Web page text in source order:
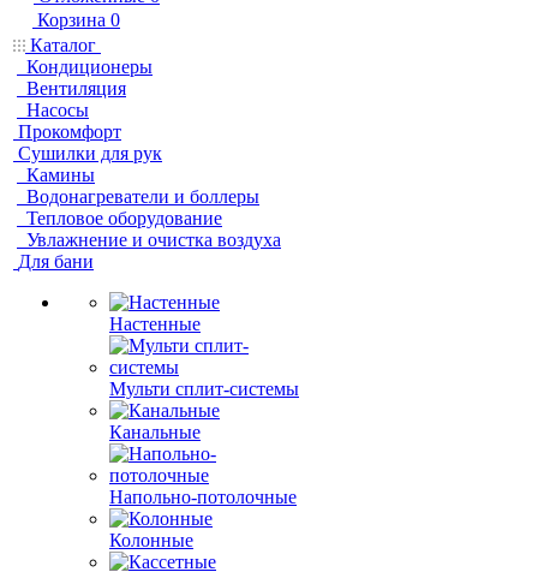
Корзина 0
Каталог
Кондиционеры
Вентиляция
Насосы
Прокомфорт
Сушилки для рук
Камины
Водонагреватели и боллеры
Тепловое оборудование
Увлажнение и очистка воздуха
Для бани
Настенные
Мульти сплит-системы
Канальные
Напольно-потолочные
Колонные